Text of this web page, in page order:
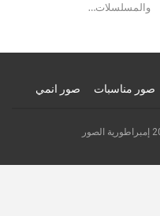
والمسلسلات…
صور مناسبات صور انمي